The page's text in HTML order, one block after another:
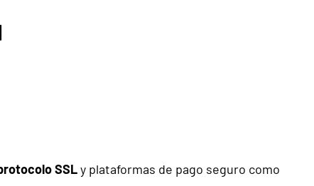
SSLy plataformas de pago seguro como